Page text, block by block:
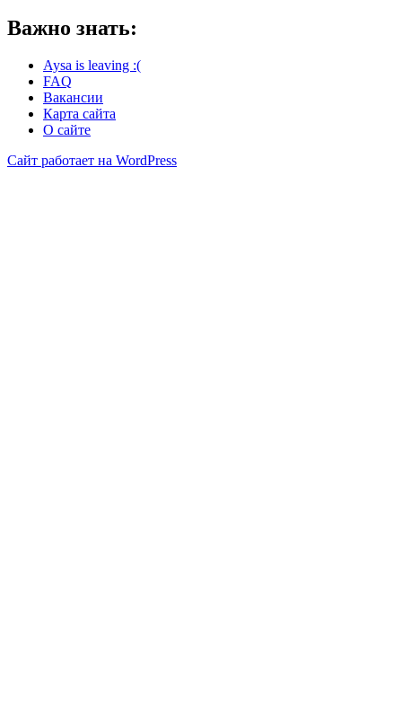
Важно знать:
Aysa is leaving :(
FAQ
Вакансии
Карта сайта
О сайте
Сайт работает на WordPress